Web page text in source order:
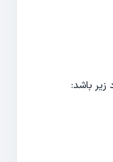
باشد: